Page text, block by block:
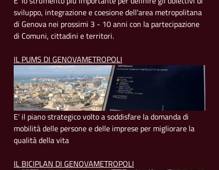
sviluppo, integrazione e coesione dell'area metropolitana
di Genova nei prossimi 3 - 10 anni con la partecipazione
di Comuni, cittadini e territori.
IL PUMS DI GENOVAMETROPOLI
E' il piano strategico volto a soddisfare la domanda di
mobilità delle persone e delle imprese per migliorare la
qualità della vita
IL BICIPLAN DI GENOVAMETROPOLI